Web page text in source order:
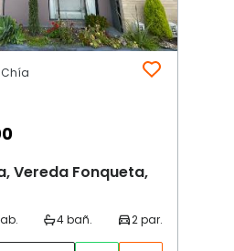
Vereda Fonqueta,